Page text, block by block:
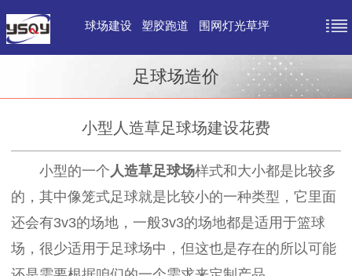
球场建设 塑胶跑道 围网灯光草坪
足球场造价
小型人造草足球场建设花费
小型的一个 人造草足球场样式和大小都是比较多
的，其中像笼式足球就是比较小的一种类型，它里面
还会有3v3的场地，一般3v3的场地都是适用于篮球
场，很少适用于足球场中，但这也是存在的所以可能